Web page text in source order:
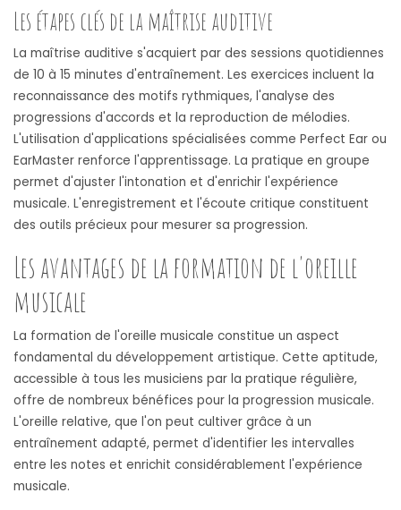
Les étapes clés de la maîtrise auditive
La maîtrise auditive s'acquiert par des sessions quotidiennes
de 10 à 15 minutes d'entraînement. Les exercices incluent la
reconnaissance des motifs rythmiques, l'analyse des
progressions d'accords et la reproduction de mélodies.
L'utilisation d'applications spécialisées comme Perfect Ear ou
EarMaster renforce l'apprentissage. La pratique en groupe
permet d'ajuster l'intonation et d'enrichir l'expérience
musicale. L'enregistrement et l'écoute critique constituent
des outils précieux pour mesurer sa progression.
Les avantages de la formation de l'oreille
musicale
La formation de l'oreille musicale constitue un aspect
fondamental du développement artistique. Cette aptitude,
accessible à tous les musiciens par la pratique régulière,
offre de nombreux bénéfices pour la progression musicale.
L'oreille relative, que l'on peut cultiver grâce à un
entraînement adapté, permet d'identifier les intervalles
entre les notes et enrichit considérablement l'expérience
musicale.